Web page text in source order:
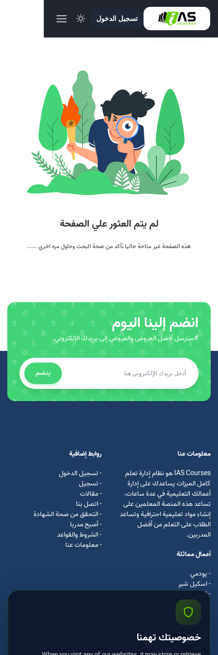
تسجيل الدخول
لم يتم العثور علي الصفحة
هذه الصفحة غير متاحة حاليا تأكد من صحة البحث وحاول مره اخري .....
انضم إلينا اليوم
#سنرسل أفضل العروض والعروض إلى بريدك الإلكتروني.
ينضم
معلومات عنا
IAS Courses هو نظام إدارة تعلم
كامل الميزات يساعدك على إدارة
أعمالك التعليمية في عدة ساعات.
تساعد هذه المنصة المعلمين على
إنشاء مواد تعليمية احترافية وتساعد
الطلاب على التعلم من أفضل
المدربين.
روابط إضافية
- تسجيل الدخول
- تسجيل
- مقالات
- اتصل بنا
- التحقق من صحة الشهادة
- أصبح مدربا
- الشروط والقواعد
- معلومات عنا
أعمال مماثلة
- يودمي
- اسکیل شیر
- كرس ايرا
- لیندا
- اسكيل سفت
- اوداسيتي
ادكس
- مستر كلس
خصوصيتك تهمنا